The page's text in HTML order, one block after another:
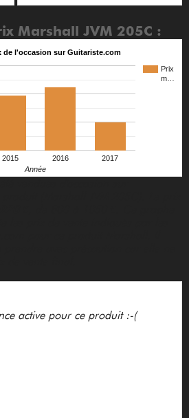
Marshall JVM 205C :
de l'occasion sur Guitariste.com
Prix
m…
2015 2016 2017
Année
active pour ce produit :-(